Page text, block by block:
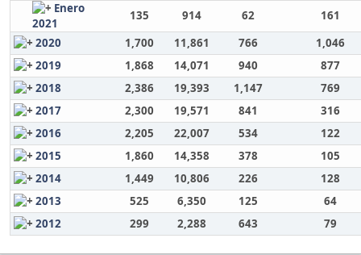
Enero
2021
135 914 62
161
2020
1,700 11,861 766
1,046
2019
1,868 14,071 940
877
2018
2,386 19,393 1,147
769
2017
2,300 19,571 841
316
2016
2,205 22,007 534
122
2015
1,860 14,358 378
105
2014
1,449 10,806 226
128
2013
525 6,350 125
64
2012
299 2,288 643 79